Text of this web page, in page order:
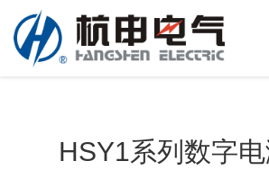
HSY1系列数字